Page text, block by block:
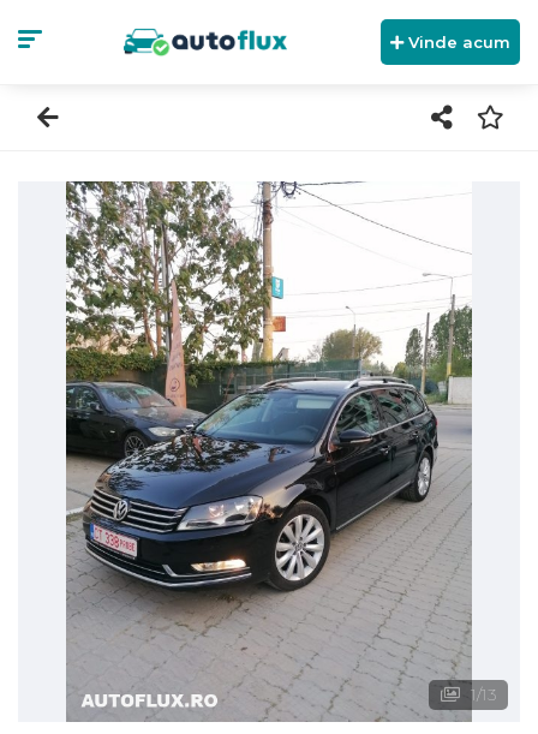
Vinde acum
1/13